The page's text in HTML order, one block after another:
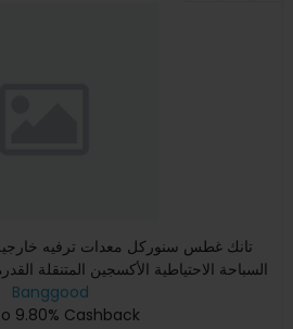
السباحة الاحتياطية الأكسجين المتنقلة القدرة استخدام
Banggood
9.80% Cashback